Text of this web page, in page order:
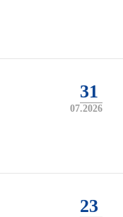
31
07.2026
23